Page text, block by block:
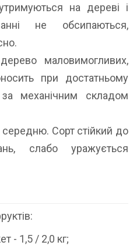
на дереві і
не обсипаються,
маловимогливих,
при достатньому
механічним складом
середню. Сорт стійкий до
слабо уражується
- 1,5 / 2,0 кг;